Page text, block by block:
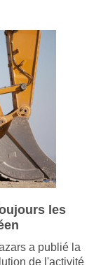
les
a publié la